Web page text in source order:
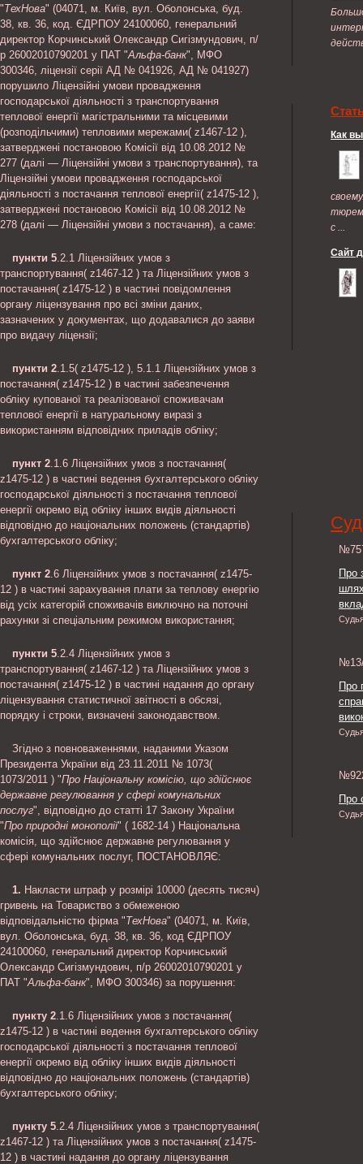
"ТехНова" (04071, м. Київ, вул. Оболонська, буд.
38, кв. 36, код. ЄДРПОУ 24100060, генеральний
директор Корчинський Олександр Сигізмундович, п/
р 26002010790201 у ПАТ "Альфа-банк", МФО
300346, ліцензії серії АД № 041926, АД № 041927)
порушило Ліцензійні умови провадження
господарської діяльності з транспортування
теплової енергії магістральними та місцевими
(розподільчими) тепловими мережами( z1467-12 ),
затверджені постановою Комісії від 10.08.2012 №
277 (далі — Ліцензійні умови з транспортування), та
Ліцензійні умови провадження господарської
діяльності з постачання теплової енергії( z1475-12 ),
затверджені постановою Комісії від 10.08.2012 №
278 (далі — Ліцензійні умови з постачання), а саме:
пункти 5.2.1 Ліцензійних умов з
транспортування( z1467-12 ) та Ліцензійних умов з
постачання( z1475-12 ) в частині повідомлення
органу ліцензування про всі зміни даних,
зазначених у документах, що додавалися до заяви
про видачу ліцензії;
пункти 2.1.5( z1475-12 ), 5.1.1 Ліцензійних умов з
постачання( z1475-12 ) в частині забезпечення
обліку купованої та реалізованої споживачам
теплової енергії в натуральному виразі з
використанням відповідних приладів обліку;
пункт 2.1.6 Ліцензійних умов з постачання(
z1475-12 ) в частині ведення бухгалтерського обліку
господарської діяльності з постачання теплової
енергії окремо від обліку інших видів діяльності
відповідно до національних положень (стандартів)
бухгалтерського обліку;
пункт 2.6 Ліцензійних умов з постачання( z1475-
12 ) в частині зарахування плати за теплову енергію
від усіх категорій споживачів виключно на поточні
рахунки зі спеціальним режимом використання;
пункти 5.2.4 Ліцензійних умов з
транспортування( z1467-12 ) та Ліцензійних умов з
постачання( z1475-12 ) в частині надання до органу
ліцензування статистичної звітності в обсязі,
порядку і строки, визначені законодавством.
Згідно з повноваженнями, наданими Указом
Президента України від 23.11.2011 № 1073(
1073/2011 ) "Про Національну комісію, що здійснює
державне регулювання у сфері комунальних
послуг", відповідно до статті 17 Закону України
"Про природні монополії" ( 1682-14 ) Національна
комісія, що здійснює державне регулювання у
сфері комунальних послуг, ПОСТАНОВЛЯЄ:
1. Накласти штраф у розмірі 10000 (десять тисяч)
гривень на Товариство з обмеженою
відповідальністю фірма "ТехНова" (04071, м. Київ,
вул. Оболонська, буд. 38, кв. 36, код ЄДРПОУ
24100060, генеральний директор Корчинський
Олександр Сигізмундович, п/р 26002010790201 у
ПАТ "Альфа-банк", МФО 300346) за порушення:
пункту 2.1.6 Ліцензійних умов з постачання(
z1475-12 ) в частині ведення бухгалтерського обліку
господарської діяльності з постачання теплової
енергії окремо від обліку інших видів діяльності
відповідно до національних положень (стандартів)
бухгалтерського обліку;
пункту 5.2.4 Ліцензійних умов з транспортування(
z1467-12 ) та Ліцензійних умов з постачання( z1475-
12 ) в частині надання до органу ліцензування
Как
с ...
Сайт
Про
Про
Про